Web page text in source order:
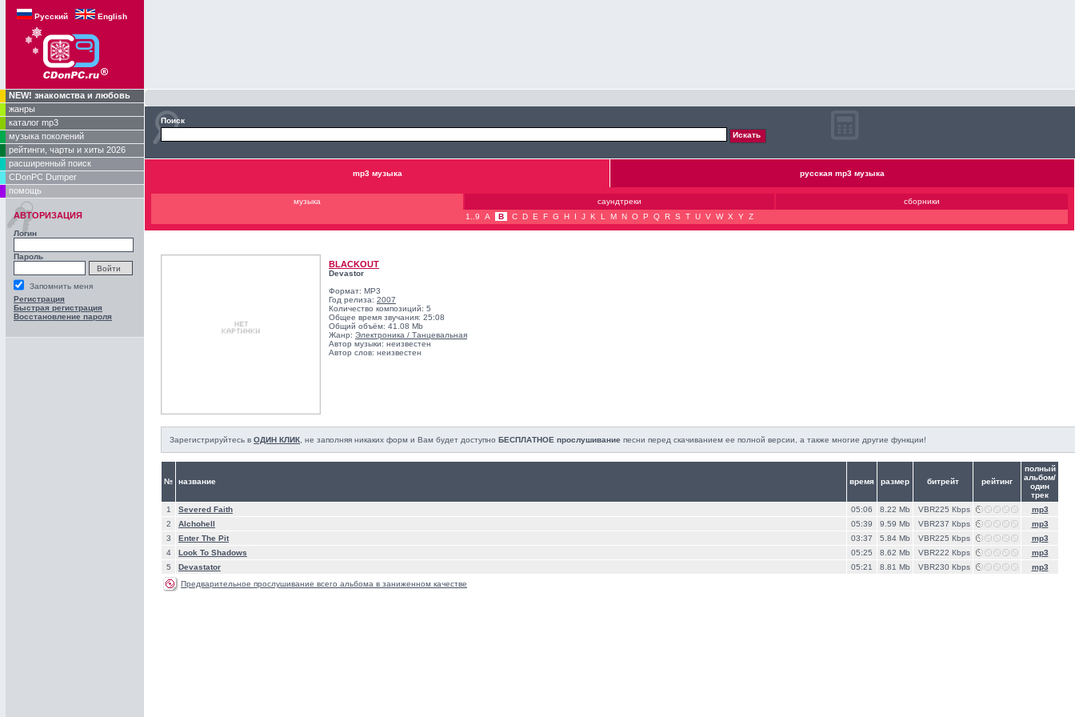
Русский English
NEW! знакомства и любовь
жанры
каталог mp3
музыка поколений
рейтинги, чарты и хиты 2026
расширенный поиск
CDonPC Dumper
помощь
АВТОРИЗАЦИЯ
Логин
Пароль
Запомнить меня
Регистрация
Быстрая регистрация
Восстановление пароля
Поиск
mp3 музыка русская mp3 музыка
музыка саундтреки
сборники
1..9
A B C D E F G H I J K L M N O P Q R S T U V W X Y Z
BLACKOUT
Devastor
Формат: MP3
Год релиза: 2007
Количество композиций: 5
Общее время звучания: 25:08
Общий объём: 41.08 Mb
Жанр: Электроника / Танцевальная
Автор музыки: неизвестен
Автор слов: неизвестен
Зарегистрируйтесь в ОДИН КЛИК , не заполняя никаких форм и Вам будет доступно БЕСПЛАТНОЕ прослушивание песни перед cкачиванием ее полной версии, а также многие другие функции!
№ название время размер битрейт рейтинг
полный
альбом/
один
трек
1
Severed Faith 05:06 8.22 Mb VBR225 Кbps
mp3
2
Alchohell 05:39 9.59 Mb VBR237 Кbps
mp3
3
Enter The Pit 03:37 5.84 Mb VBR225 Кbps
mp3
4
Look To Shadows 05:25 8.62 Mb VBR222 Кbps
mp3
5
Devastator 05:21 8.81 Mb VBR230 Кbps
mp3
Предварительное прослушивание всего альбома в заниженном качестве